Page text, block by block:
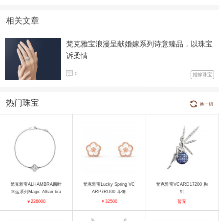
相关文章
梵克雅宝浪漫呈献婚嫁系列诗意臻品，以珠宝
诉柔情
0 婚嫁珠宝
热门珠宝 换一组
梵克雅宝ALHAMBRA四叶
幸运系列Magic Alhambra
VCARO49O00 项链
￥226000
梵克雅宝Lucky Spring VC
ARP7RU00 耳饰
￥32500
梵克雅宝VCARD17200 胸
针
暂无